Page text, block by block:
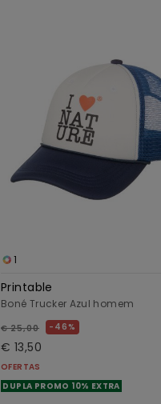
1
Printable
Boné Trucker Azul homem
€ 25,00 46%
€ 13,50
OFERTAS
DUPLA PROMO 10% EXTRA